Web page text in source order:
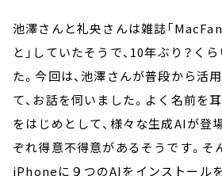
池澤さんと礼央さんは雑誌「MacFan
と」していたそうで、10年ぶり？く
た。今回は、池澤さんが普段から活
て、お話を伺いました。よく名前を
をはじめとして、様々な生成AIが登
ぞれ得意不得意があるそうです。そ
iPhoneに９つのAIをインストール